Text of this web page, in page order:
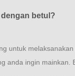
betul?
untuk
anda ingin mainkan.